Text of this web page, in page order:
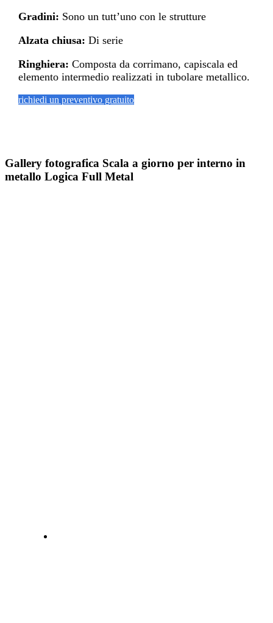
Gradini: Sono un tutt’uno con le strutture
Alzata chiusa: Di serie
Ringhiera: Composta da corrimano, capiscala ed
elemento intermedio realizzati in tubolare metallico.
richiedi un preventivo gratuito
Gallery fotografica Scala a giorno per interno in
metallo Logica Full Metal